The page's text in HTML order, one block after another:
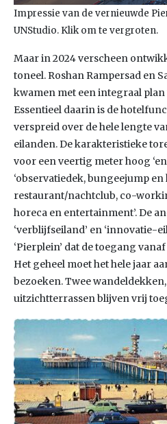
Impressie van de vernieuwde
UNStudio. Klik om te vergroten.
Maar in 2024 verscheen
toneel. Roshan Rampersad en
kwamen met een integraal
Essentieel daarin is de
verspreid over de hele lengte
eilanden. De karakteristieke
voor een veertig meter hoog
‘observatiedek, bungeejump en
restaurant/nachtclub, co-
horeca en entertainment’. De
‘verblijfseiland’ en ‘innovatie-
‘Pierplein’ dat de toegang
Het geheel moet het hele jaar
bezoeken. Twee
uitzichtterrassen blijven vrij